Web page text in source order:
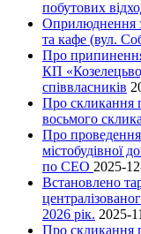
побутових
Оприлюднення
та кафе (вул.
Про
КП
співвласників
Про скликання
восьмого
Про
містобудівної
по СЕО 2025-
Встановлено
2026 рік. 2025-
Про скликання